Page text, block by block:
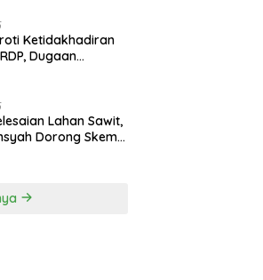
Ketidakhadiran
Dugaan
Lahan Sawit,
Dorong Skema